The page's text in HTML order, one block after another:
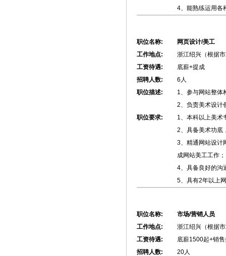
4、能熟练运用各
职位名称:
网页设计/美工
工作地点:
浙江绍兴（根据
工资待遇:
底薪+提成
招聘人数:
6人
职位描述:
1、参与网站整体
2、负责美术设计
职位要求:
1、本科以上美术
2、具备美术功底
3、精通网站设计
成网站美工工作；
4、具备良好的沟
5、具有2年以上
职位名称:
市场/营销人员
工作地点:
浙江绍兴（根据
工资待遇:
底薪1500起+销
招聘人数:
20人